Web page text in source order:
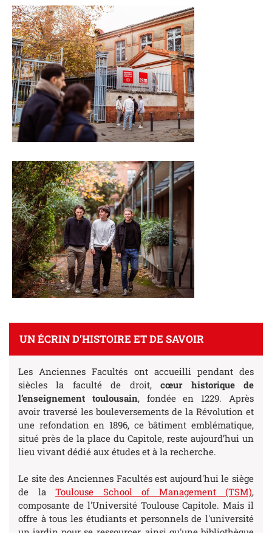
UN ÉCRIN D’HISTOIRE ET DE SAVOIR
Les Anciennes Facultés ont accueilli pendant des
siècles la faculté de droit,cœur historique de
l’enseignement toulousain, fondée en 1229. Après
avoir traversé les bouleversements de la Révolution et
une refondation en 1896, ce bâtiment emblématique,
situé près de la place du Capitole, reste aujourd’hui un
lieu vivant dédié aux études et à la recherche.
Le site des Anciennes Facultés est aujourd'hui le siège
de la Toulouse School of Management (TSM),
composante de l'Université Toulouse Capitole. Mais il
offre à tous les étudiants et personnels de l'université